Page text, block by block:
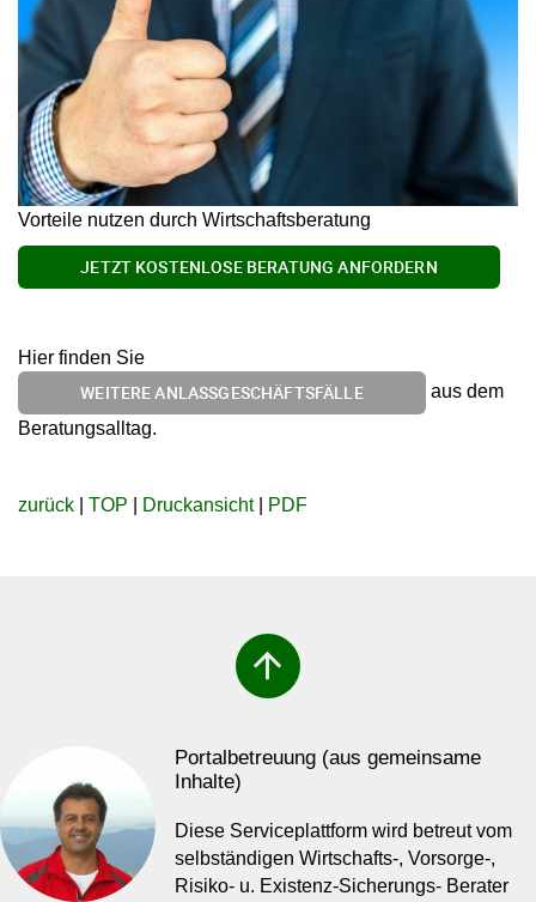
Vorteile nutzen durch Wirtschaftsberatung
JETZT KOSTENLOSE BERATUNG ANFORDERN
Hier finden Sie
WEITERE ANLASSGESCHÄFTSFÄLLE
aus dem
Beratungsalltag.
zurück TOP Druckansicht| PDF
arrow_upward
Portalbetreuung (aus gemeinsame
Inhalte)
Diese Serviceplattform wird betreut vom
selbständigen Wirtschafts-, Vorsorge-,
Risiko- u. Existenz-Sicherungs- Berater